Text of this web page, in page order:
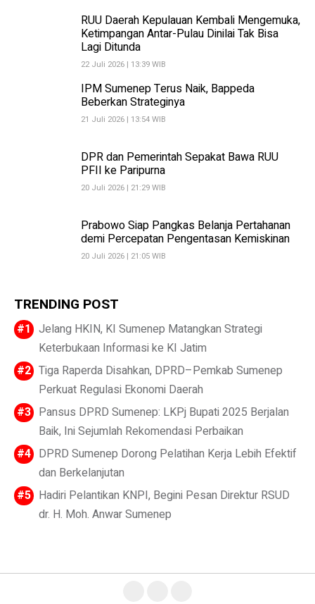
RUU Daerah Kepulauan Kembali Mengemuka,
Ketimpangan Antar-Pulau Dinilai Tak Bisa
Lagi Ditunda
22 Juli 2026 | 13:39 WIB
IPM Sumenep Terus Naik, Bappeda
Beberkan Strateginya
21 Juli 2026 | 13:54 WIB
DPR dan Pemerintah Sepakat Bawa RUU
PFII ke Paripurna
20 Juli 2026 | 21:29 WIB
Prabowo Siap Pangkas Belanja Pertahanan
demi Percepatan Pengentasan Kemiskinan
20 Juli 2026 | 21:05 WIB
TRENDING POST
Jelang HKIN, KI Sumenep Matangkan Strategi
Keterbukaan Informasi ke KI Jatim
Tiga Raperda Disahkan, DPRD–Pemkab Sumenep
Perkuat Regulasi Ekonomi Daerah
Pansus DPRD Sumenep: LKPj Bupati 2025 Berjalan
Baik, Ini Sejumlah Rekomendasi Perbaikan
DPRD Sumenep Dorong Pelatihan Kerja Lebih Efektif
dan Berkelanjutan
Hadiri Pelantikan KNPI, Begini Pesan Direktur RSUD
dr. H. Moh. Anwar Sumenep